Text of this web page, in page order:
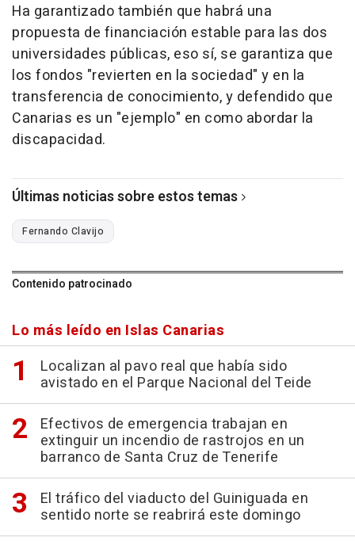
Ha garantizado también que habrá una
propuesta de financiación estable para las dos
universidades públicas, eso sí, se garantiza que
los fondos "revierten en la sociedad" y en la
transferencia de conocimiento, y defendido que
Canarias es un "ejemplo" en como abordar la
discapacidad.
Últimas noticias sobre estos temas
Fernando Clavijo
Contenido patrocinado
Lo más leído en Islas Canarias
Localizan al pavo real que había sido
avistado en el Parque Nacional del Teide
Efectivos de emergencia trabajan en
extinguir un incendio de rastrojos en un
barranco de Santa Cruz de Tenerife
El tráfico del viaducto del Guiniguada en
sentido norte se reabrirá este domingo